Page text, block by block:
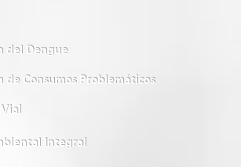
del Dengue
de Consumos Problemáticos
Integral